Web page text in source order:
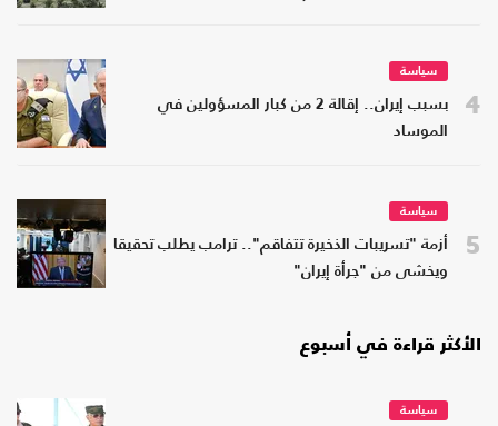
4
سياسة
بسبب إيران.. إقالة 2 من كبار المسؤولين في
الموساد
5
سياسة
أزمة "تسريبات الذخيرة تتفاقم".. ترامب يطلب تحقيقا
ويخشى من "جرأة إيران"
الأكثر قراءة في أسبوع
سياسة